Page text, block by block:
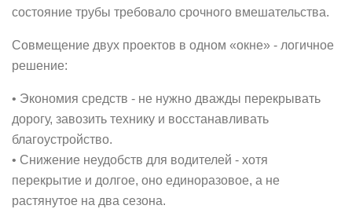
состояние трубы требовало срочного вмешательства.
Совмещение двух проектов в одном «окне» - логичное
решение:
• Экономия средств - не нужно дважды перекрывать
дорогу, завозить технику и восстанавливать
благоустройство.
• Снижение неудобств для водителей - хотя
перекрытие и долгое, оно единоразовое, а не
растянутое на два сезона.